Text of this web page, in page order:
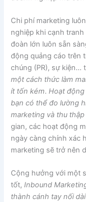
Chi phí marketing
nghiệp khi cạnh
đoàn lớn luôn sẵn
động quảng cáo trên
chúng (PR), sự kiện…
một cách thức làm
ít tốn kém.Hoạt
bạn có thể đo lường
marketing và thu
gian, các hoạt động
ngày càng chính xác
marketing sẽ trở nên
Cộng hưởng với một
tốt,Inbound
thành cánh tay nối